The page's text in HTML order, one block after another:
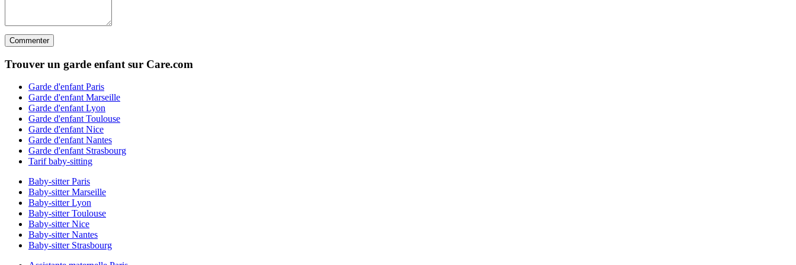
Trouver un garde enfant sur Care.com
Garde d'enfant Paris
Garde d'enfant Marseille
Garde d'enfant Lyon
Garde d'enfant Toulouse
Garde d'enfant Nice
Garde d'enfant Nantes
Garde d'enfant Strasbourg
Tarif baby-sitting
Baby-sitter Paris
Baby-sitter Marseille
Baby-sitter Lyon
Baby-sitter Toulouse
Baby-sitter Nice
Baby-sitter Nantes
Baby-sitter Strasbourg